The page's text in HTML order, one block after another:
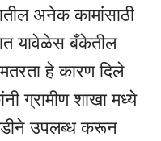
अनेक कामांसाठी
यावेळेस बँकेतील
हे कारण दिले
ग्रामीण शाखा मध्ये
उपलब्ध करून